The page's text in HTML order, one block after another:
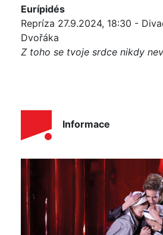
Eurípidés
Repríza 27.9.2024, 18:30 -
Dvořáka
Z toho se tvoje srdce nikdy
Informace